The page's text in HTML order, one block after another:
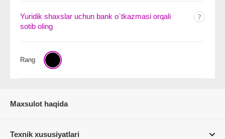
Yuridik shaxslar uchun bank o`tkazmasi orqali
sotib oling
Rang
Maxsulot haqida
Texnik xususiyatlari